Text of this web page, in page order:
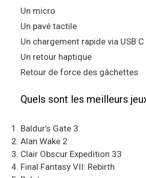
Un micro
Un pavé tactile
Un chargement rapide via USB C
Un retour haptique
Retour de force des gâchettes
Quels sont les meilleurs
Baldur’s Gate 3
Alan Wake 2
Clair Obscur Expedition 33
Final Fantasy VII: Rebirth